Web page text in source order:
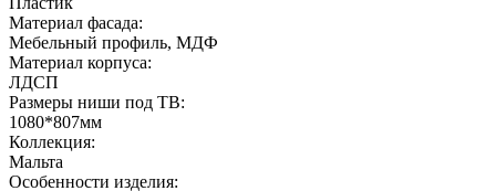
Материал фасада:
Мебельный профиль, МДФ
Материал корпуса:
ЛДСП
Размеры ниши под ТВ:
1080*807мм
Коллекция:
Мальта
Особенности изделия: